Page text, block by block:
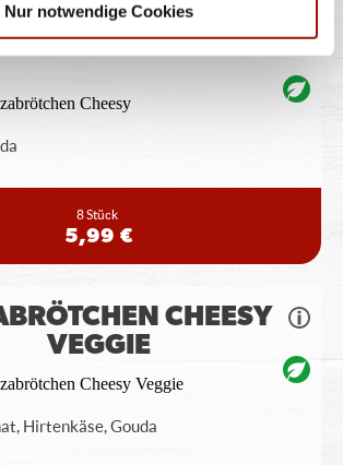
Nur notwendige Cookies
CHEESY
8 Stück
5,99 €
CHEESY
VEGGIE
Hirtenkäse, Gouda